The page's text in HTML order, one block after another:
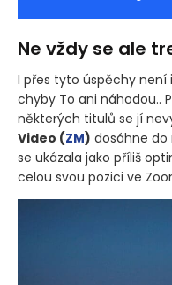
Ne vždy se ale
I přes tyto úspěchy
chyby To ani náhodou..
některých titulů se jí
Video (ZM) dosáhne do
se ukázala jako příliš
celou svou pozici ve